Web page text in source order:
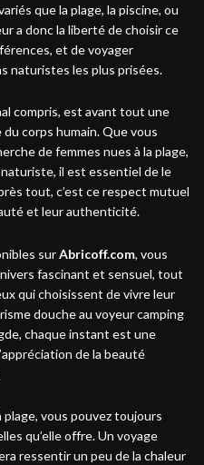
que la plage, la piscine, ou
a donc la liberté de choisir ce
et de voyager
naturistes les plus prisées.
compris, est avant tout une
corps humain. Que vous
de femmes nues à la plage,
il est essentiel de le
tout, c’est ce respect mutuel
et leur authenticité.
surAbricoff.com, vous
fascinant et sensuel, tout
qui choisissent de vivre leur
douche au voyeur camping
chaque instant est une
de la beauté
plage, vous pouvez toujours
qu’elle offre. Un voyage
ressentir un peu de la chaleur